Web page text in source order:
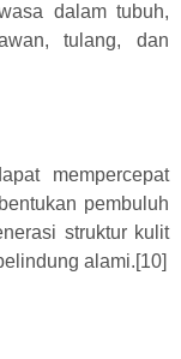
dalam tubuh,
tulang, dan
mempercepat
pembuluh
struktur kulit
alami.[10]